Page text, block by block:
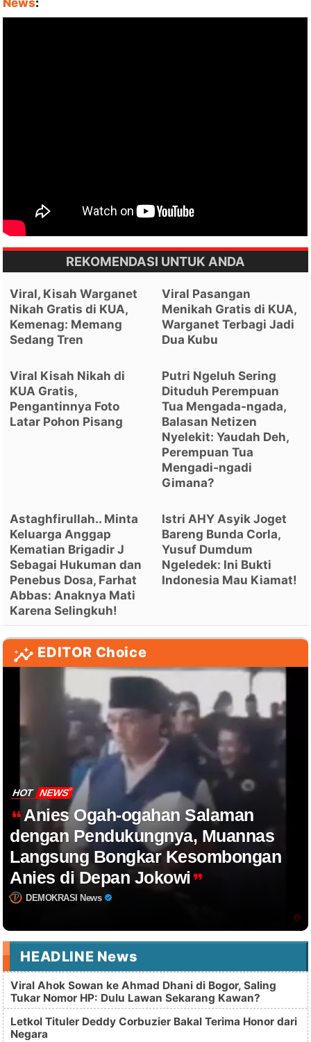
News:
REKOMENDASI UNTUK ANDA
Viral, Kisah Warganet
Nikah Gratis di KUA,
Kemenag: Memang
Sedang Tren
Viral Pasangan
Menikah Gratis di KUA,
Warganet Terbagi Jadi
Dua Kubu
Viral Kisah Nikah di
KUA Gratis,
Pengantinnya Foto
Latar Pohon Pisang
Putri Ngeluh Sering
Dituduh Perempuan
Tua Mengada-ngada,
Balasan Netizen
Nyelekit: Yaudah Deh,
Perempuan Tua
Mengadi-ngadi
Gimana?
Astaghfirullah.. Minta
Keluarga Anggap
Kematian Brigadir J
Sebagai Hukuman dan
Penebus Dosa, Farhat
Abbas: Anaknya Mati
Karena Selingkuh!
Istri AHY Asyik Joget
Bareng Bunda Corla,
Yusuf Dumdum
Ngeledek: Ini Bukti
Indonesia Mau Kiamat!
EDITOR Choice
HOT NEWS
Anies Ogah-ogahan Salaman
dengan Pendukungnya, Muannas
Langsung Bongkar Kesombongan
Anies di Depan Jokowi
DEMOKRASI News
HEADLINE News
Viral Ahok Sowan ke Ahmad Dhani di Bogor, Saling
Tukar Nomor HP: Dulu Lawan Sekarang Kawan?
Letkol Tituler Deddy Corbuzier Bakal Terima Honor dari
Negara